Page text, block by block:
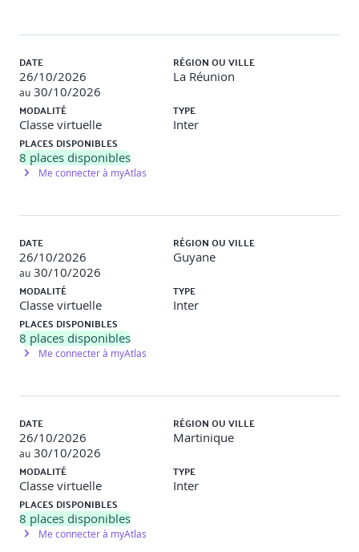
• Plan d’action individuel post-formation
DATE
26/10/2026
au 30/10/2026
RÉGION OU VILLE
La Réunion
MODALITÉ
Classe virtuelle
TYPE
Inter
PLACES DISPONIBLES
8 places disponibles
Me connecter à myAtlas
DATE
26/10/2026
au 30/10/2026
RÉGION OU VILLE
Guyane
MODALITÉ
Classe virtuelle
TYPE
Inter
PLACES DISPONIBLES
8 places disponibles
Me connecter à myAtlas
DATE
26/10/2026
au 30/10/2026
RÉGION OU VILLE
Martinique
MODALITÉ
Classe virtuelle
TYPE
Inter
PLACES DISPONIBLES
8 places disponibles
Me connecter à myAtlas